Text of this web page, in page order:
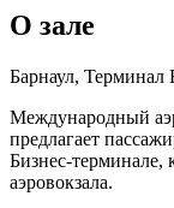
О зале
Барнаул, Терминал
Международный
предлагает
Бизнес-терминале,
аэровокзала.